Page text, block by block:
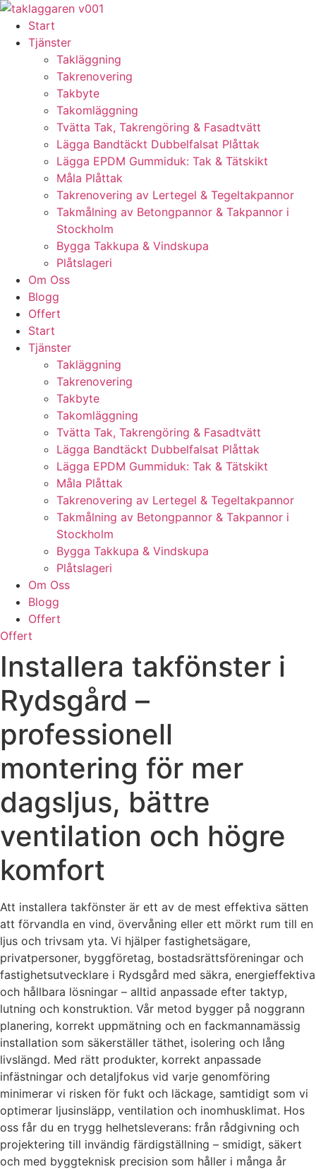
Skip
content
Start
Tjänster
Takläggning
Takrenovering
Takbyte
Takomläggning
Tvätta Tak, Takrengöring & Fasadtvätt
Lägga Bandtäckt Dubbelfalsat Plåttak
Lägga EPDM Gummiduk: Tak & Tätskikt
Måla Plåttak
Takrenovering av Lertegel & Tegeltakpannor
Takmålning av Betongpannor & Takpannor i
Stockholm
Bygga Takkupa & Vindskupa
Plåtslageri
Om Oss
Blogg
Offert
Start
Tjänster
Takläggning
Takrenovering
Takbyte
Takomläggning
Tvätta Tak, Takrengöring & Fasadtvätt
Lägga Bandtäckt Dubbelfalsat Plåttak
Lägga EPDM Gummiduk: Tak & Tätskikt
Måla Plåttak
Takrenovering av Lertegel & Tegeltakpannor
Takmålning av Betongpannor & Takpannor i
Stockholm
Bygga Takkupa & Vindskupa
Plåtslageri
Om Oss
Blogg
Offert
Offert
Installera takfönster i
Rydsgård –
professionell
montering för mer
dagsljus, bättre
ventilation och högre
komfort
Att installera takfönster är ett av de mest effektiva sätten
att förvandla en vind, övervåning eller ett mörkt rum till en
ljus och trivsam yta. Vi hjälper fastighetsägare,
privatpersoner, byggföretag, bostadsrättsföreningar och
fastighetsutvecklare i Rydsgård med säkra, energieffektiva
och hållbara lösningar – alltid anpassade efter taktyp,
lutning och konstruktion. Vår metod bygger på noggrann
planering, korrekt uppmätning och en fackmannamässig
installation som säkerställer täthet, isolering och lång
livslängd. Med rätt produkter, korrekt anpassade
infästningar och detaljfokus vid varje genomföring
minimerar vi risken för fukt och läckage, samtidigt som vi
optimerar ljusinsläpp, ventilation och inomhusklimat. Hos
oss får du en trygg helhetsleverans: från rådgivning och
projektering till invändig färdigställning – smidigt, säkert
och med byggteknisk precision som håller i många år